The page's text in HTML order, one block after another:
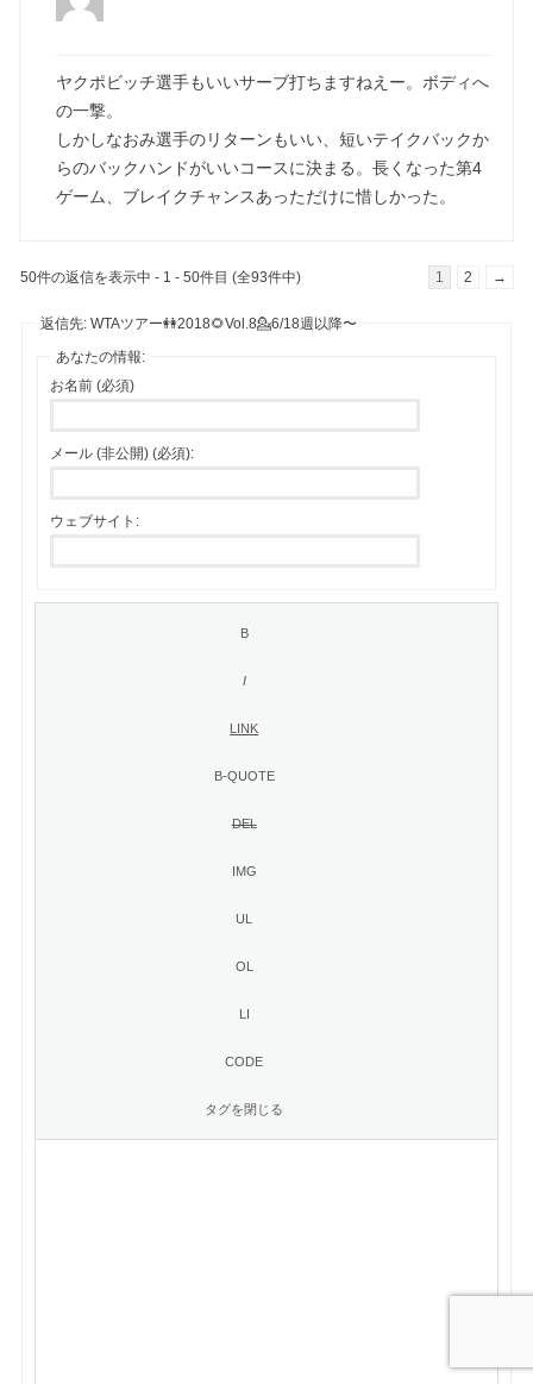
ヤクポビッチ選手もいいサーブ打ちますねえー。ボディへ
の一撃。
しかしなおみ選手のリターンもいい、短いテイクバックか
らのバックハンドがいいコースに決まる。長くなった第4
ゲーム、ブレイクチャンスあっただけに惜しかった。
50件の返信を表示中 - 1 - 50件目 (全93件中) 1 2 →
返信先: WTAツアー👭2018🌻Vol.8💁6/18週以降〜
あなたの情報:
お名前 (必須)
メール (非公開) (必須):
ウェブサイト: